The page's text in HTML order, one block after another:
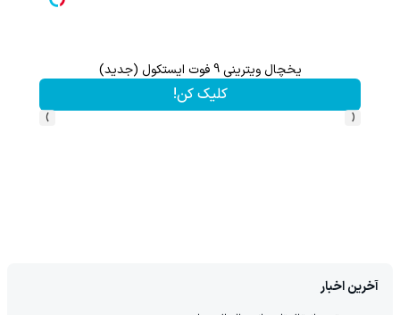
یخچال ویترینی 9 فوت ایستکول (جدید)
کلیک کن!
‹
›
آخرین اخبار